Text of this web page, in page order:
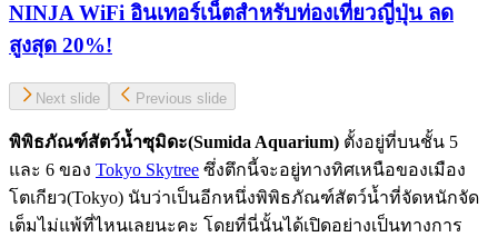
NINJA WiFi อินเทอร์เน็ตสำหรับท่องเที่ยวญี่ปุ่น ลด
สูงสุด 20%!
Next slide Previous slide
พิพิธภัณฑ์สัตว์น้ำซุมิดะ(Sumida Aquarium) ตั้งอยู่ที่บนชั้น 5
และ 6 ของ Tokyo Skytree ซึ่งตึกนี้จะอยู่ทางทิศเหนือของเมือง
โตเกียว(Tokyo) นับว่าเป็นอีกหนึ่งพิพิธภัณฑ์สัตว์น้ำที่จัดหนักจัด
เต็มไม่แพ้ที่ไหนเลยนะคะ โดยที่นี่นั้นได้เปิดอย่างเป็นทางการ